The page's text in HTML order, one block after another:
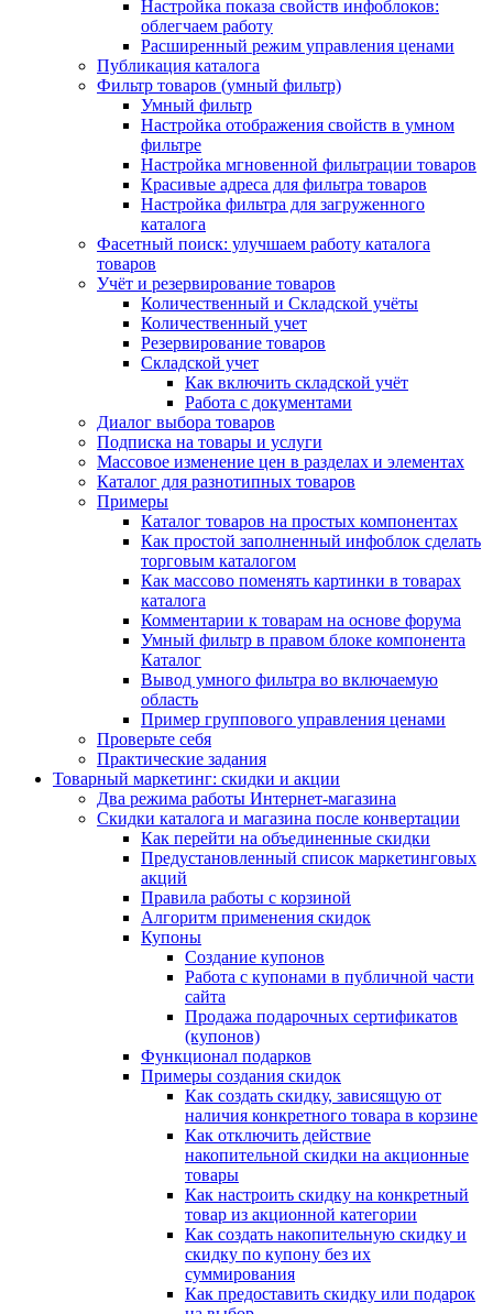
Настройка показа свойств инфоблоков:
облегчаем работу
Расширенный режим управления ценами
Публикация каталога
Фильтр товаров (умный фильтр)
Умный фильтр
Настройка отображения свойств в умном
фильтре
Настройка мгновенной фильтрации товаров
Красивые адреса для фильтра товаров
Настройка фильтра для загруженного
каталога
Фасетный поиск: улучшаем работу каталога
товаров
Учёт и резервирование товаров
Количественный и Складской учёты
Количественный учет
Резервирование товаров
Складской учет
Как включить складской учёт
Работа с документами
Диалог выбора товаров
Подписка на товары и услуги
Массовое изменение цен в разделах и элементах
Каталог для разнотипных товаров
Примеры
Каталог товаров на простых компонентах
Как простой заполненный инфоблок сделать
торговым каталогом
Как массово поменять картинки в товарах
каталога
Комментарии к товарам на основе форума
Умный фильтр в правом блоке компонента
Каталог
Вывод умного фильтра во включаемую
область
Пример группового управления ценами
Проверьте себя
Практические задания
Товарный маркетинг: скидки и акции
Два режима работы Интернет-магазина
Скидки каталога и магазина после конвертации
Как перейти на объединенные скидки
Предустановленный список маркетинговых
акций
Правила работы с корзиной
Алгоритм применения скидок
Купоны
Создание купонов
Работа с купонами в публичной части
сайта
Продажа подарочных сертификатов
(купонов)
Функционал подарков
Примеры создания скидок
Как создать скидку, зависящую от
наличия конкретного товара в корзине
Как отключить действие
накопительной скидки на акционные
товары
Как настроить скидку на конкретный
товар из акционной категории
Как создать накопительную скидку и
скидку по купону без их
суммирования
Как предоставить скидку или подарок